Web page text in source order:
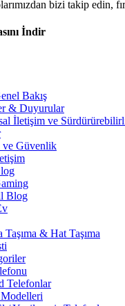
bizi takip edin,
İndir
Bakış
& Duyurular
İletişim ve
Güvenlik
Blog
Taşıma & Hat Taşıma
Telefonlar